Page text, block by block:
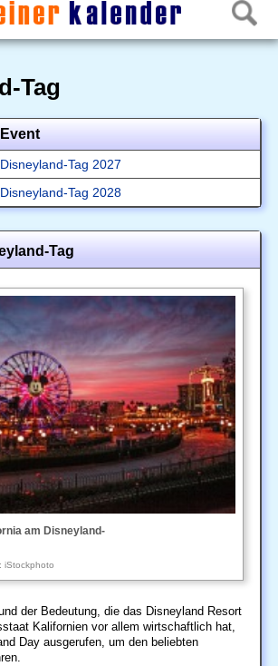
Tag
Event
Disneyland-Tag 2027
Disneyland-Tag 2028
Tag
am Disneyland-
iStockphoto
der Bedeutung, die das Disneyland Resort
Kalifornien vor allem wirtschaftlich hat,
Day ausgerufen, um den beliebten